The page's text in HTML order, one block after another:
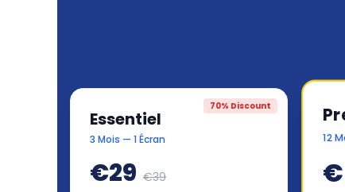
70% Discount
Essentiel
3 Mois — 1 Écran
€29 €39
12